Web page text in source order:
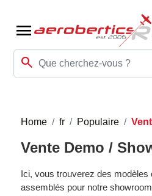
menu
search
Home fr Populaire
Vente Demo /
Ici, vous trouverez des modèles
assemblés pour notre